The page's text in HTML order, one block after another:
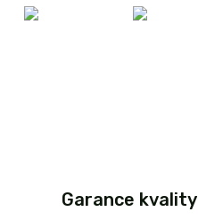
Garance kvality